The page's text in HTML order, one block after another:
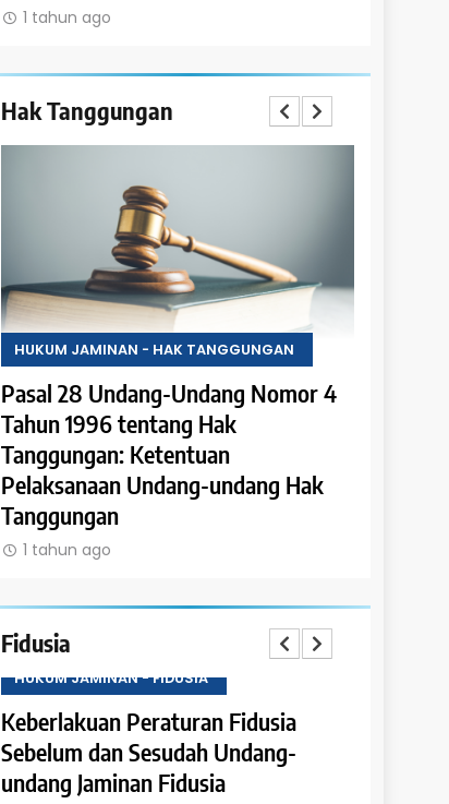
1 tahun ago
Hak Tanggungan
HUKUM JAMINAN - HAK TANGGUNGAN
Pasal 28 Undang-Undang Nomor 4
Tahun 1996 tentang Hak
Tanggungan: Ketentuan
Pelaksanaan Undang-undang Hak
Tanggungan
1 tahun ago
Fidusia
HUKUM JAMINAN - FIDUSIA
Keberlakuan Peraturan Fidusia
Sebelum dan Sesudah Undang-
undang Jaminan Fidusia